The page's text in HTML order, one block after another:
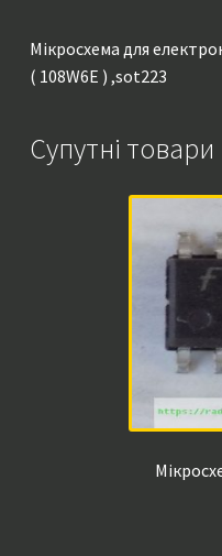
Мікросхема для
( 108W6E ) ,sot223
Супутні товари